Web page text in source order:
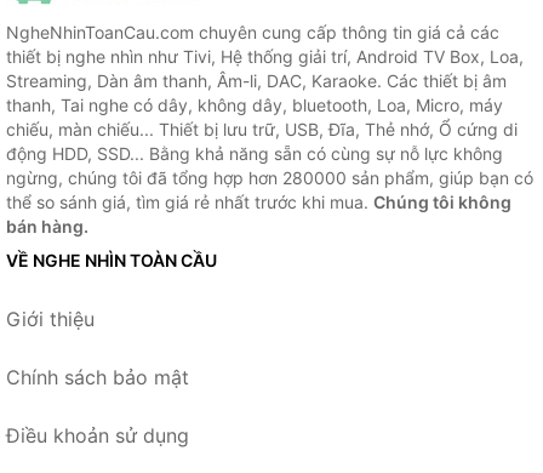
NgheNhinToanCau.com chuyên cung cấp thông tin giá cả các
thiết bị nghe nhìn như Tivi, Hệ thống giải trí, Android TV Box, Loa,
Streaming, Dàn âm thanh, Âm-li, DAC, Karaoke. Các thiết bị âm
thanh, Tai nghe có dây, không dây, bluetooth, Loa, Micro, máy
chiếu, màn chiếu... Thiết bị lưu trữ, USB, Đĩa, Thẻ nhớ, Ổ cứng di
động HDD, SSD... Bằng khả năng sẵn có cùng sự nỗ lực không
ngừng, chúng tôi đã tổng hợp hơn 280000 sản phẩm, giúp bạn có
thể so sánh giá, tìm giá rẻ nhất trước khi mua. Chúng tôi không
bán hàng.
VỀ NGHE NHÌN TOÀN CẦU
Giới thiệu
Chính sách bảo mật
Điều khoản sử dụng